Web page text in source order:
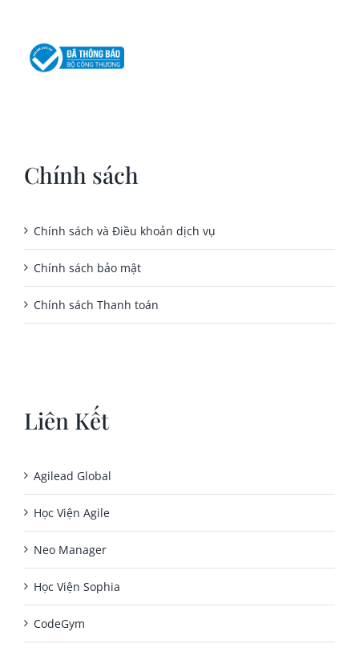
Chính sách
Chính sách và Điều khoản dịch vụ
Chính sách bảo mật
Chính sách Thanh toán
Liên Kết
Agilead Global
Học Viện Agile
Neo Manager
Học Viện Sophia
CodeGym